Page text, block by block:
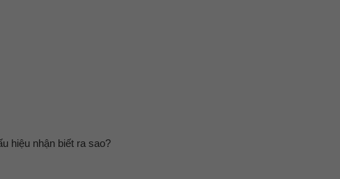
hiệu nhận biết ra sao?